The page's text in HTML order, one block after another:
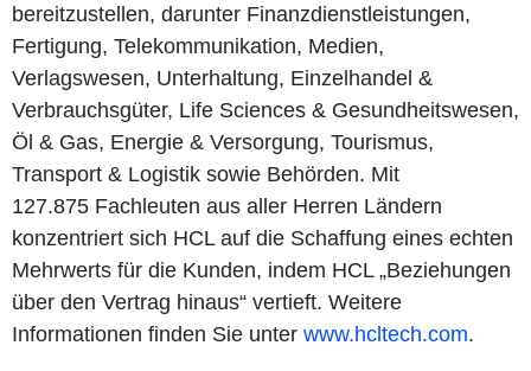
bereitzustellen, darunter Finanzdienstleistungen,
Fertigung, Telekommunikation, Medien,
Verlagswesen, Unterhaltung, Einzelhandel &
Verbrauchsgüter, Life Sciences & Gesundheitswesen,
Öl & Gas, Energie & Versorgung, Tourismus,
Transport & Logistik sowie Behörden. Mit
127.875 Fachleuten aus aller Herren Ländern
konzentriert sich HCL auf die Schaffung eines echten
Mehrwerts für die Kunden, indem HCL „Beziehungen
über den Vertrag hinaus“ vertieft. Weitere
Informationen finden Sie unter www.hcltech.com.